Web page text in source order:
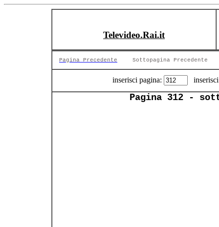
Televideo.Rai.it
Pagina Precedente Sottopagina Precedente
inserisci pagina:
Pagina 312 -